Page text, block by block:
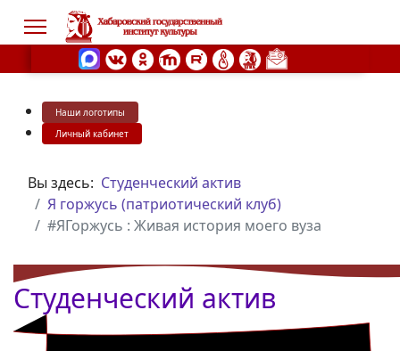
Наши логотипы
Личный кабинет
Вы здесь: Студенческий актив
Я горжусь (патриотический клуб)
#ЯГоржусь : Живая история моего вуза
Студенческий актив